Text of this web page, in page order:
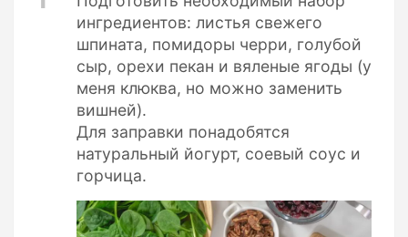
ингредиентов: листья свежего
шпината, помидоры черри, голубой
сыр, орехи пекан и вяленые ягоды (у
меня клюква, но можно заменить
вишней).
Для заправки понадобятся
натуральный йогурт, соевый соус и
горчица.